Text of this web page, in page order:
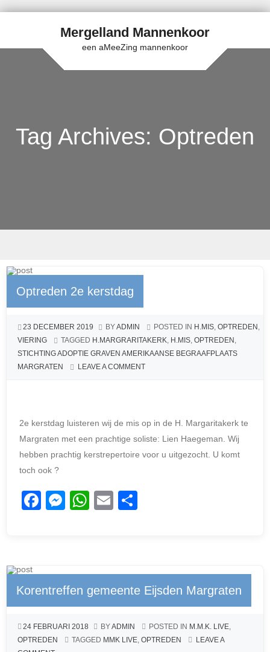
Mergelland Mannenkoor
een aMeeZing mannenkoor
Tag Archives: Optreden
Skip to content
Optreden 2e kerstdag
23 DECEMBER 2019 BYADMIN POSTED IN H.MIS, OPTREDEN ,
VIERING
TAGGED H.MARGRARITAKERK, H.MIS, OPTREDEN ,
STICHTING ADOPTIE GRAVEN AMERIKAANSE BEGRAAFPLAATS
MARGRATEN
LEAVE A COMMENT
2e kerstdag luisteren wij de mis op in de H. Margaritakerk te
Margraten met een prachtige soliste: Lien Haegeman. Wij
hebben prachtig kerstrepertoire voor u uitgezocht. U komt
toch ook ?
F
b
o
k
M
n
g
W
A
p
E
Korentreffen gemeente Eijsden Margraten
24 FEBRUARI 2018 BYADMIN POSTED IN M.M.K. LIVE,
OPTREDEN
TAGGED MMK LIVE, OPTREDEN
LEAVE A